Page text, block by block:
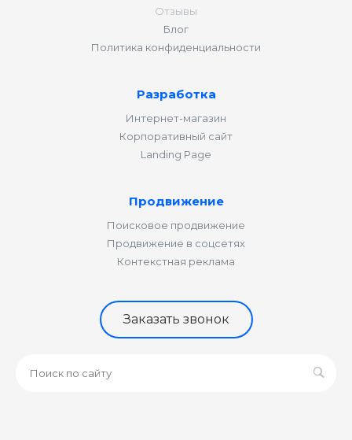
Отзывы
Блог
Политика конфиденциальности
Разработка
Интернет-магазин
Корпоративный сайт
Landing Page
Продвижение
Поисковое продвижение
Продвижение в соцсетях
Контекстная реклама
Заказать звонок